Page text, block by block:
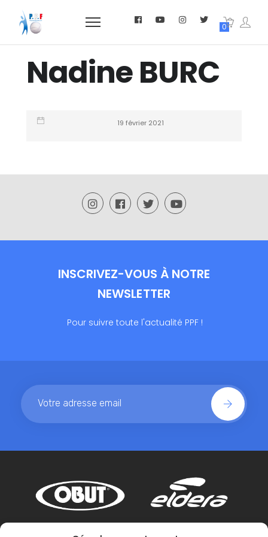
0
Nadine BURC
19 février 2021
INSCRIVEZ-VOUS À NOTRE
NEWSLETTER
Pour suivre toute l'actualité PPF !